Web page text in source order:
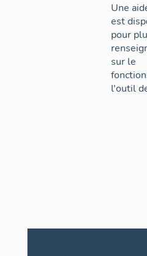
Une
est
pour
sur le
l'outil